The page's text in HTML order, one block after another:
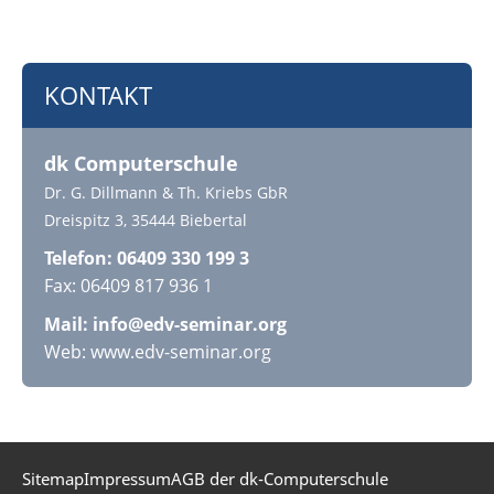
KONTAKT
dk Computerschule
Dr. G. Dillmann & Th. Kriebs GbR
Dreispitz 3, 35444 Biebertal
Telefon: 06409 330 199 3
Fax: 06409 817 936 1
Mail: info@edv-seminar.org
Web: www.edv-seminar.org
SitemapImpressumAGB der dk-Computerschule